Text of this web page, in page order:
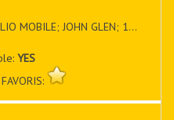
MOBILE; JOHN GLEN; 1...
YES